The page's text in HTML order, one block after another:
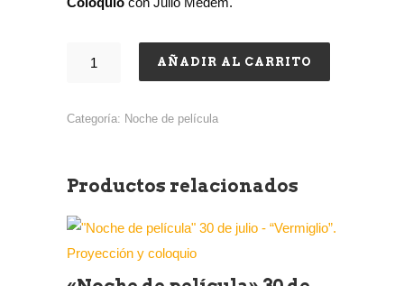
AÑADIR AL CARRITO
Categoría: Noche de película
Productos relacionados